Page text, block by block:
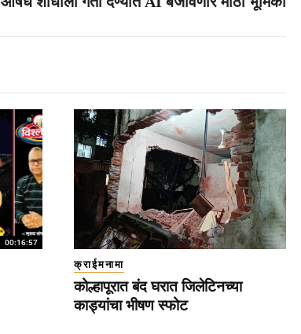
00:16:57
क्राईमनामा
कोल्हापूरात बंद घरात जिलेटिनच्या
काड्यांचा भीषण स्फोट